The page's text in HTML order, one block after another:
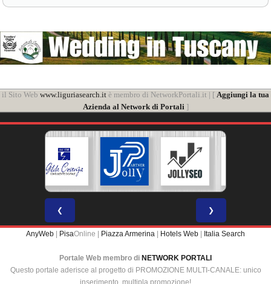
il Sito Web www.liguriasearch.it è membro di NetworkPortali.it | [ Aggiungi la tua
Azienda al Network di Portali]
❮ ❯
AnyWeb PisaOnline | Piazza Armerina Hotels Web Italia Search
Portale Web membro di NETWORK PORTALI
Questo portale aderisce al progetto di PROMOZIONE MULTI-CANALE: unico
inserimento, multipla promozione!